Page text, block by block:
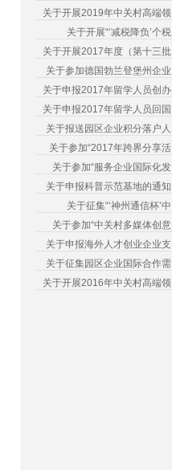
关于开展2019年中关村高端领
关于开展“‘减税降负’个税
关于开展2017年度（第十三批
关于参加德国勃兰登堡州企业
关于申报2017年留学人员创办
关于申报2017年留学人员回国
关于报送园区企业积分落户人
关于参加“2017年跨界分享活
关于参加“服务企业国际化发
关于申报科普示范基地的通知
关于征集“‘神州通信杯’中
关于参加“中关村多媒体创意
关于申报海外人才创业企业支
关于征集园区企业国际合作需
关于开展2016年中关村高端领